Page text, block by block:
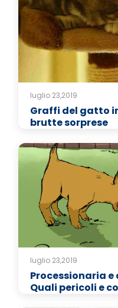
luglio 23,2019
Graffi del gatto
brutte sorprese
luglio 23,2019
Processionaria
Quali pericoli e